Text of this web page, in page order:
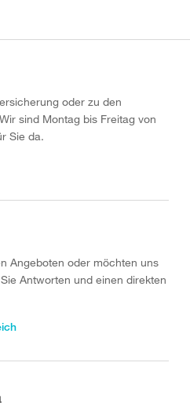
oder zu den
sind Montag bis Freitag von
Sie da.
Angeboten oder möchten uns
Antworten und einen direkten